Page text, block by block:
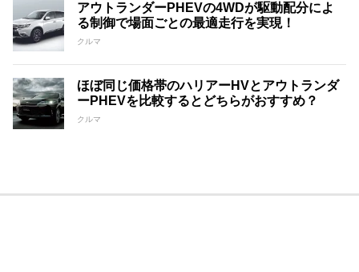
アウトランダーPHEVの4WDが駆動配分によ
る制御で場面ごとの最適走行を実現！
クルマ
ほぼ同じ価格帯のハリアーHVとアウトランダ
ーPHEVを比較するとどちらがおすすめ？
クルマ